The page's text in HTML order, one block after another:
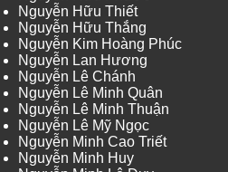
Nguyễn Hữu Thiết
Nguyễn Hữu Thắng
Nguyễn Kim Hoàng Phúc
Nguyễn Lan Hương
Nguyễn Lê Chánh
Nguyễn Lê Minh Quân
Nguyễn Lê Minh Thuận
Nguyễn Lê Mỹ Ngọc
Nguyễn Minh Cao Triết
Nguyễn Minh Huy